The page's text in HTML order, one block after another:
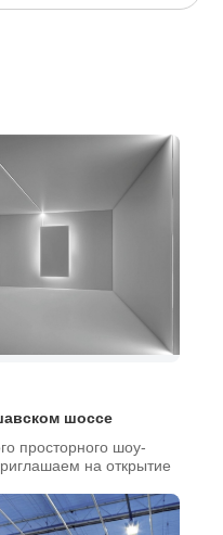
шоссе
просторного шоу-
на открытие